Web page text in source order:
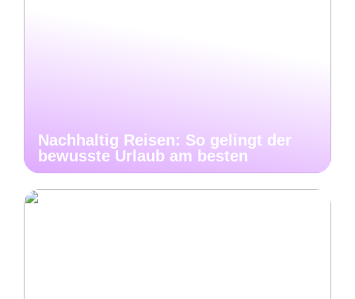
Nachhaltig Reisen: So gelingt der
bewusste Urlaub am besten